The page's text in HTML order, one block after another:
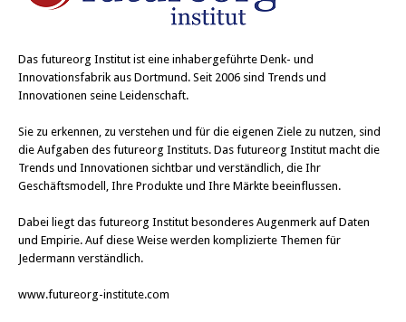
Das futureorg Institut ist eine inhabergeführte Denk- und
Innovationsfabrik aus Dortmund. Seit 2006 sind Trends und
Innovationen seine Leidenschaft.
Sie zu erkennen, zu verstehen und für die eigenen Ziele zu nutzen, sind
die Aufgaben des futureorg Instituts. Das futureorg Institut macht die
Trends und Innovationen sichtbar und verständlich, die Ihr
Geschäftsmodell, Ihre Produkte und Ihre Märkte beeinflussen.
Dabei liegt das futureorg Institut besonderes Augenmerk auf Daten
und Empirie. Auf diese Weise werden komplizierte Themen für
Jedermann verständlich.
www.futureorg-institute.com